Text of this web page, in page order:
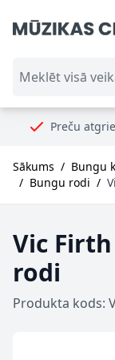
Preču atgriešana 14
Sākums / Bungu
/ Bungu rodi /
Vic Firth
rodi
Produkta kods: